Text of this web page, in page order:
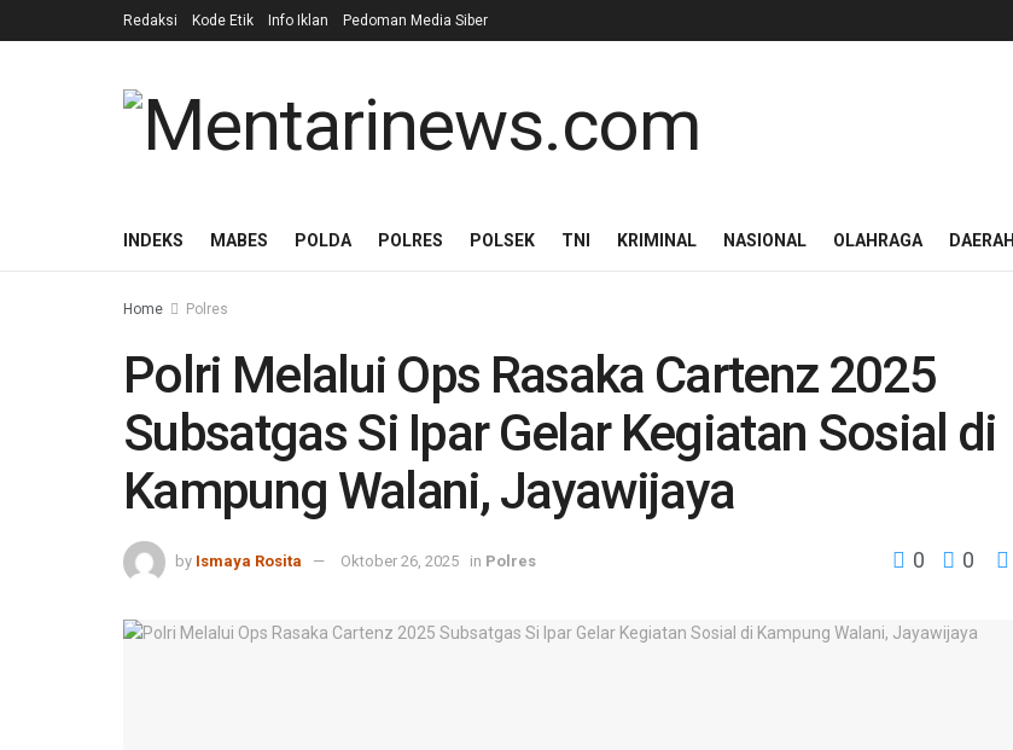
Redaksi Kode Etik Info Iklan Pedoman Media Siber
INDEKS MABES POLDA POLRES POLSEK TNI KRIMINAL NASIONAL OLAHRAGA DAERAH
Home Polres
Polri Melalui Ops Rasaka Cartenz 2025
Subsatgas Si Ipar Gelar Kegiatan Sosial di
Kampung Walani, Jayawijaya
by Ismaya Rosita Oktober 26, 2025 in Polres 0 0